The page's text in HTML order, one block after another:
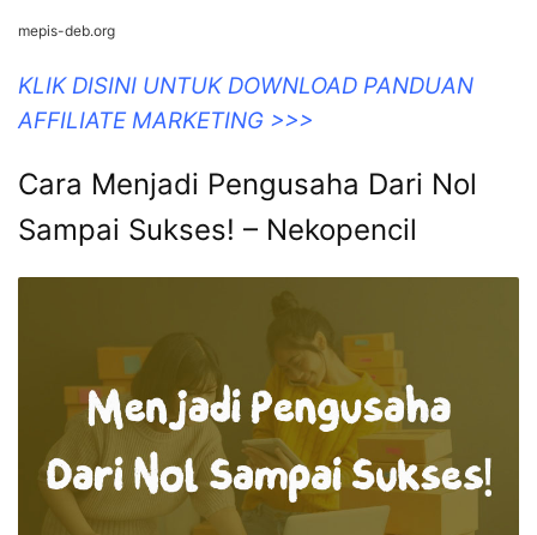
mepis-deb.org
KLIK DISINI UNTUK DOWNLOAD PANDUAN
AFFILIATE MARKETING >>>
Cara Menjadi Pengusaha Dari Nol
Sampai Sukses! – Nekopencil